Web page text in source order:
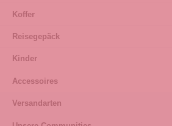
Koffer
Reisegepäck
Kinder
Accessoires
Versandarten